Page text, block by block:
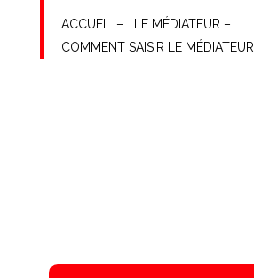
ACCUEIL –
LE MÉDIATEUR –
COMMENT SAISIR LE MÉDIATEUR